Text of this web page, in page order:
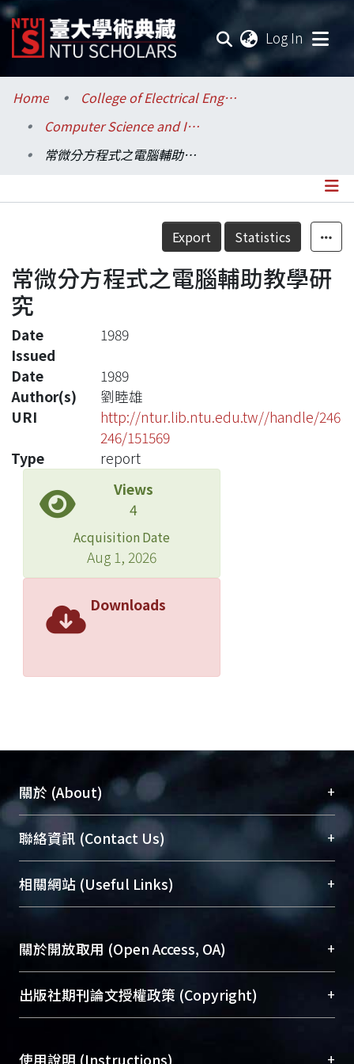
Log In
Communities & Collections
Research Outputs
Statistics
Home
College of Electrical Engineering and Computer Science / 電機資訊學院
Computer Science and Information Engineering / 資訊工程學系
常微分方程式之電腦輔助教學研究
Details
Export Statistics
常微分方程式之電腦輔助教學研
究
Date
Issued
1989
Date
1989
Author(s)
劉睦雄
URI
http://ntur.lib.ntu.edu.tw//handle/246
246/151569
Type
report
Views
4
Acquisition Date
Aug 1, 2026
Downloads
關於 (About) +
臺大位居世界頂尖大學之列，為永久珍藏及向國際
展現本校豐碩的研究成果及學術能量，圖書館整合
機構典藏（NTUR）與學術庫（AH）不同功能平
台，成為臺大學術典藏NTU scholars。期能整合研
究能量、促進交流合作、保存學術產出、推廣研究
成果。
To permanently archive and promote researcher
profiles and scholarly works, Library integrates the
services of “NTU Repository” with “Academic
聯絡資訊 (Contact Us) +
總館學科館員(Main Library)
醫學圖書館學科館員(Medical Library)
(Social
Sciences Library)
相關網站 (Useful Links) +
關於開放取用 (Open Access, OA) +
開放取用是從使用者角度提升資訊取用性的社會運
動，應用在學術研究上是透過將研究著作公開供使
用逐年攀升。同時可加速研究發展、提升研究影響
出版社期刊論文授權政策 (Copyright) +
使用說明 (Instructions) +